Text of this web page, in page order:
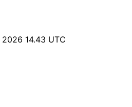
14.43 UTC